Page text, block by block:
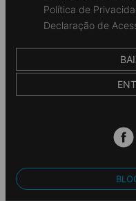
Política de
Declaração de